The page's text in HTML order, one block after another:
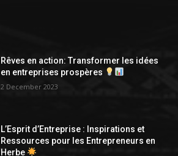
Rêves en action: Transformer les idées
en entreprises prospères
2 December 2023
L’Esprit d’Entreprise : Inspirations et
Ressources pour les Entrepreneurs en
Herbe